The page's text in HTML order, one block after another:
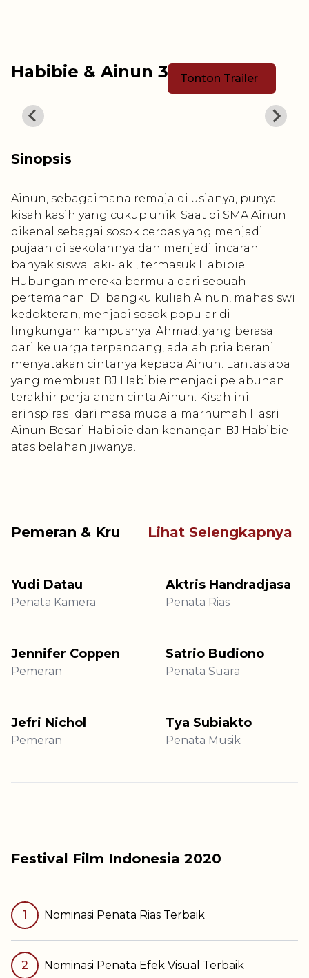
Habibie & Ainun 3 Tonton Trailer
Sinopsis
Ainun, sebagaimana remaja di usianya, punya
kisah kasih yang cukup unik. Saat di SMA Ainun
dikenal sebagai sosok cerdas yang menjadi
pujaan di sekolahnya dan menjadi incaran
banyak siswa laki-laki, termasuk Habibie.
Hubungan mereka bermula dari sebuah
pertemanan. Di bangku kuliah Ainun, mahasiswi
kedokteran, menjadi sosok popular di
lingkungan kampusnya. Ahmad, yang berasal
dari keluarga terpandang, adalah pria berani
menyatakan cintanya kepada Ainun. Lantas apa
yang membuat BJ Habibie menjadi pelabuhan
terakhir perjalanan cinta Ainun. Kisah ini
erinspirasi dari masa muda almarhumah Hasri
Ainun Besari Habibie dan kenangan BJ Habibie
atas belahan jiwanya.
Pemeran & Kru Lihat Selengkapnya
Yudi Datau
Penata Kamera
Aktris Handradjasa
Penata Rias
Jennifer Coppen
Pemeran
Satrio Budiono
Penata Suara
Jefri Nichol
Pemeran
Tya Subiakto
Penata Musik
Festival Film Indonesia 2020
1 Nominasi Penata Rias Terbaik
2 Nominasi Penata Efek Visual Terbaik